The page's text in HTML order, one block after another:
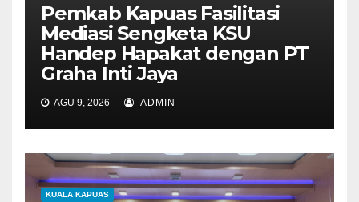
Pemkab Kapuas Fasilitasi
Mediasi Sengketa KSU
Handep Hapakat dengan PT
Graha Inti Jaya
AGU 9, 2026 ADMIN
KUALA KAPUAS